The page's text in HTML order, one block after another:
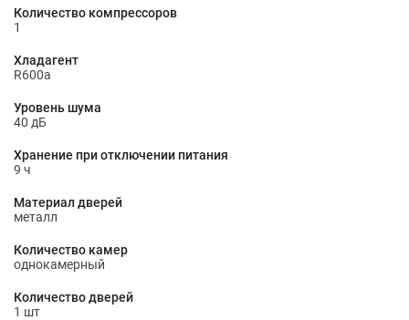
Количество компрессоров
1
Хладагент
R600a
Уровень шума
40 дБ
Хранение при отключении питания
9 ч
Материал дверей
металл
Количество камер
однокамерный
Количество дверей
1 шт